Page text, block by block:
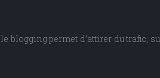
blogging permet d’attirer du trafic,